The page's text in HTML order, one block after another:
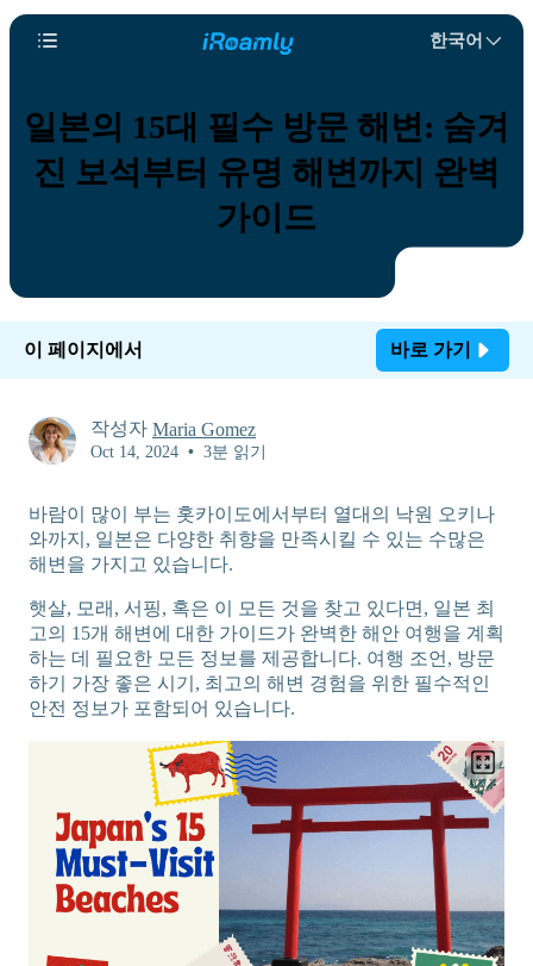
한국어
일본의 15대 필수 방문 해변: 숨겨
진 보석부터 유명 해변까지 완벽
가이드
이 페이지에서 바로 가기
작성자 Maria Gomez
Oct 14, 2024 • 3분 읽기
바람이 많이 부는 홋카이도에서부터 열대의 낙원 오키나
와까지, 일본은 다양한 취향을 만족시킬 수 있는 수많은
해변을 가지고 있습니다.
햇살, 모래, 서핑, 혹은 이 모든 것을 찾고 있다면, 일본 최
고의 15개 해변에 대한 가이드가 완벽한 해안 여행을 계획
하는 데 필요한 모든 정보를 제공합니다. 여행 조언, 방문
하기 가장 좋은 시기, 최고의 해변 경험을 위한 필수적인
안전 정보가 포함되어 있습니다.